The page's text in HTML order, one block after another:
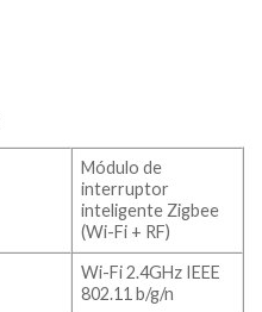
Módulo de
interruptor
inteligente Zigbee
(Wi-Fi + RF)
Wi-Fi 2.4GHz IEEE
802.11 b/g/n